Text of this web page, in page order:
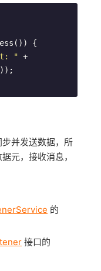
{
" +
并发送数据，所
元，接收消息，
的
接口的